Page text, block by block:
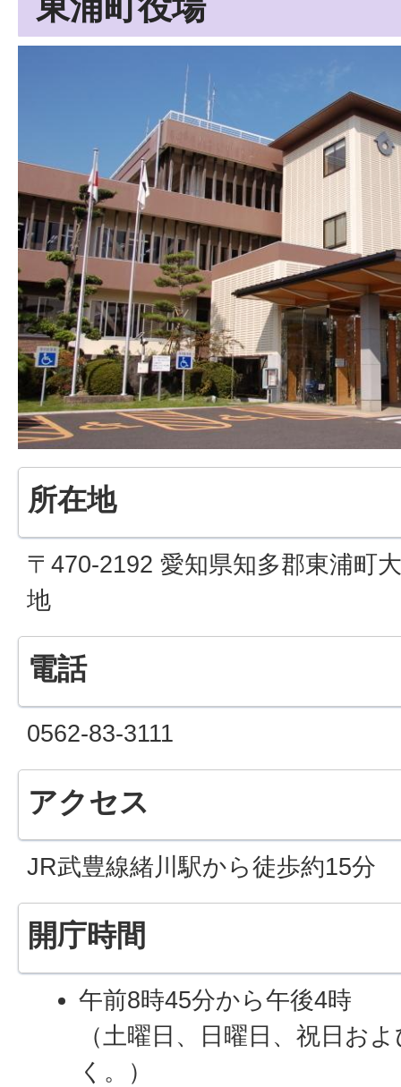
所在地
〒470-2192 愛知県知多郡東浦町
地
電話
0562-83-3111
アクセス
JR武豊線緒川駅から徒歩約15分
開庁時間
午前8時45分から午後4時
（土曜日、日曜日、祝日お
く。）